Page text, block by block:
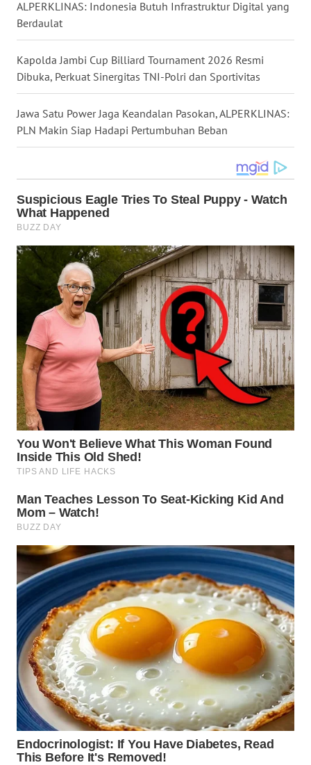
ALPERKLINAS: Indonesia Butuh Infrastruktur Digital yang
Berdaulat
Kapolda Jambi Cup Billiard Tournament 2026 Resmi
Dibuka, Perkuat Sinergitas TNI-Polri dan Sportivitas
Jawa Satu Power Jaga Keandalan Pasokan, ALPERKLINAS:
PLN Makin Siap Hadapi Pertumbuhan Beban
WN
KALTARA
WN
KALSEL
WN
KALTIM
SULSEL
WN
WN
SULUT
WN
MALUKU
WN
MALUT
WN
DAIRI
WN
DANAU
TOBA
WN
NIAS
WN
LANGKAT
WN
TAPANULI
SELATAN
WN
TANJUNG
LESUNG